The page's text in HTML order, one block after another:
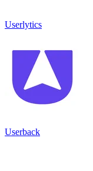
Userlytics
Userback